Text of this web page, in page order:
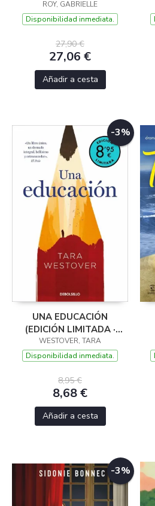
ROY, GABRIELLE
Disponibilidad inmediata.
27,90 €
27,06 €
Añadir a cesta
-3%
UNA EDUCACIÓN
(EDICIÓN LIMITADA ·
VERANO)
WESTOVER, TARA
Disponibilidad inmediata.
8,95 €
8,68 €
Añadir a cesta
-3%